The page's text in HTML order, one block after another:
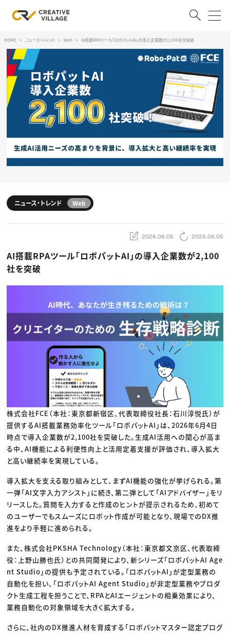
会員登録
RECRUIT
クリエイター求人を探す
CREATIVE JOB求人検索
特集求人
採用説明会
転職支援サービス
CONTENTS
スキルアップしたい！ トップ
プログラミング
マーケティング
ディレクション
業界解説・キャリア事情
お役立ち基礎知識
アプリクリエイター
ゲームクリエイター
映像クリエイター
マーケッター
クリエイターインタビュー
ニュース・トレンド
ニュース・トレンド トップ
ゲーム・エンタメ
出版
CREATIVE VILLAGEからのお知らせ
プロフェッショナル×つながる×メディア
HOME ニュース・トレンド Web AI搭載RPAツール「ロボパットAI」の導入企業数が2,100社を突破
ニュース・トレンド Web
2026.06.05 2026.06.05
AI搭載RPAツール「ロボパットAI」の導入企業数が2,100
社を突破
株式会社FCE（本社：東京都新宿区、代表取締役社長：石川淳悦氏）が
提供するAI搭載業務効率化ツール「ロボパットAI」は、2026年6月4日
時点で導入企業数が2,100社を突破した。生成AI活用への関心が高ま
る中、AI機能による利便性向上と活用定着支援が評価され、導入拡大
と高い継続率を実現している。
導入拡大を支える取り組みとして、まずAI機能の強化が挙げられる。第
一弾「AI文字入力アシスト」に続き、第二弾として「AIアドバイザー」をリ
リースした。質問を入力すると作成のヒントが提示されるため、初めて
のユーザーでもスムーズにロボット作成が可能となり、現場でのDX推
進をより手軽に進められる。
また、株式会社PKSHA Technology（本社：東京都文京区、代表取締
役：上野山勝也氏）との共同開発により、新シリーズ「ロボパットAI Age
nt Studio」の提供も予定されている。「ロボパットAI」が定型業務の
自動化を担い、「ロボパットAI Agent Studio」が非定型業務やプロダ
クト生成工程を担うことで、RPAとAIエージェントの相乗効果により、
業務自動化の対象領域を大きく拡大する。
さらに、社内のDX推進人材を育成する「ロボパットマスター認定プログ